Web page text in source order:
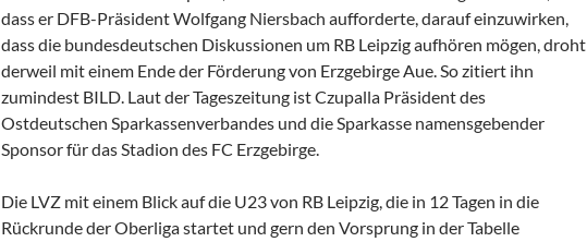
dass er DFB-Präsident Wolfgang Niersbach aufforderte, darauf einzuwirken,
dass die bundesdeutschen Diskussionen um RB Leipzig aufhören mögen, droht
derweil mit einem Ende der Förderung von Erzgebirge Aue. So zitiert ihn
zumindest BILD. Laut der Tageszeitung ist Czupalla Präsident des
Ostdeutschen Sparkassenverbandes und die Sparkasse namensgebender
Sponsor für das Stadion des FC Erzgebirge.
Die LVZ mit einem Blick auf die U23 von RB Leipzig, die in 12 Tagen in die
Rückrunde der Oberliga startet und gern den Vorsprung in der Tabelle